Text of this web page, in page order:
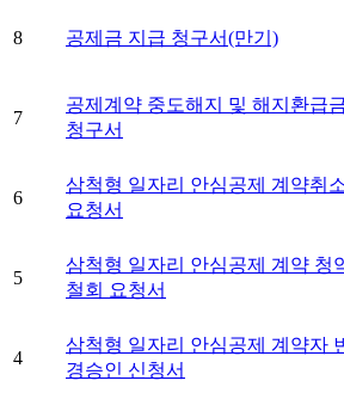
8 공제금 지급 청구서(만기)
7
공제계약 중도해지 및 해지환급
청구서
6
삼척형 일자리 안심공제 계약취
요청서
5
삼척형 일자리 안심공제 계약 청
철회 요청서
4
삼척형 일자리 안심공제 계약자
경승인 신청서